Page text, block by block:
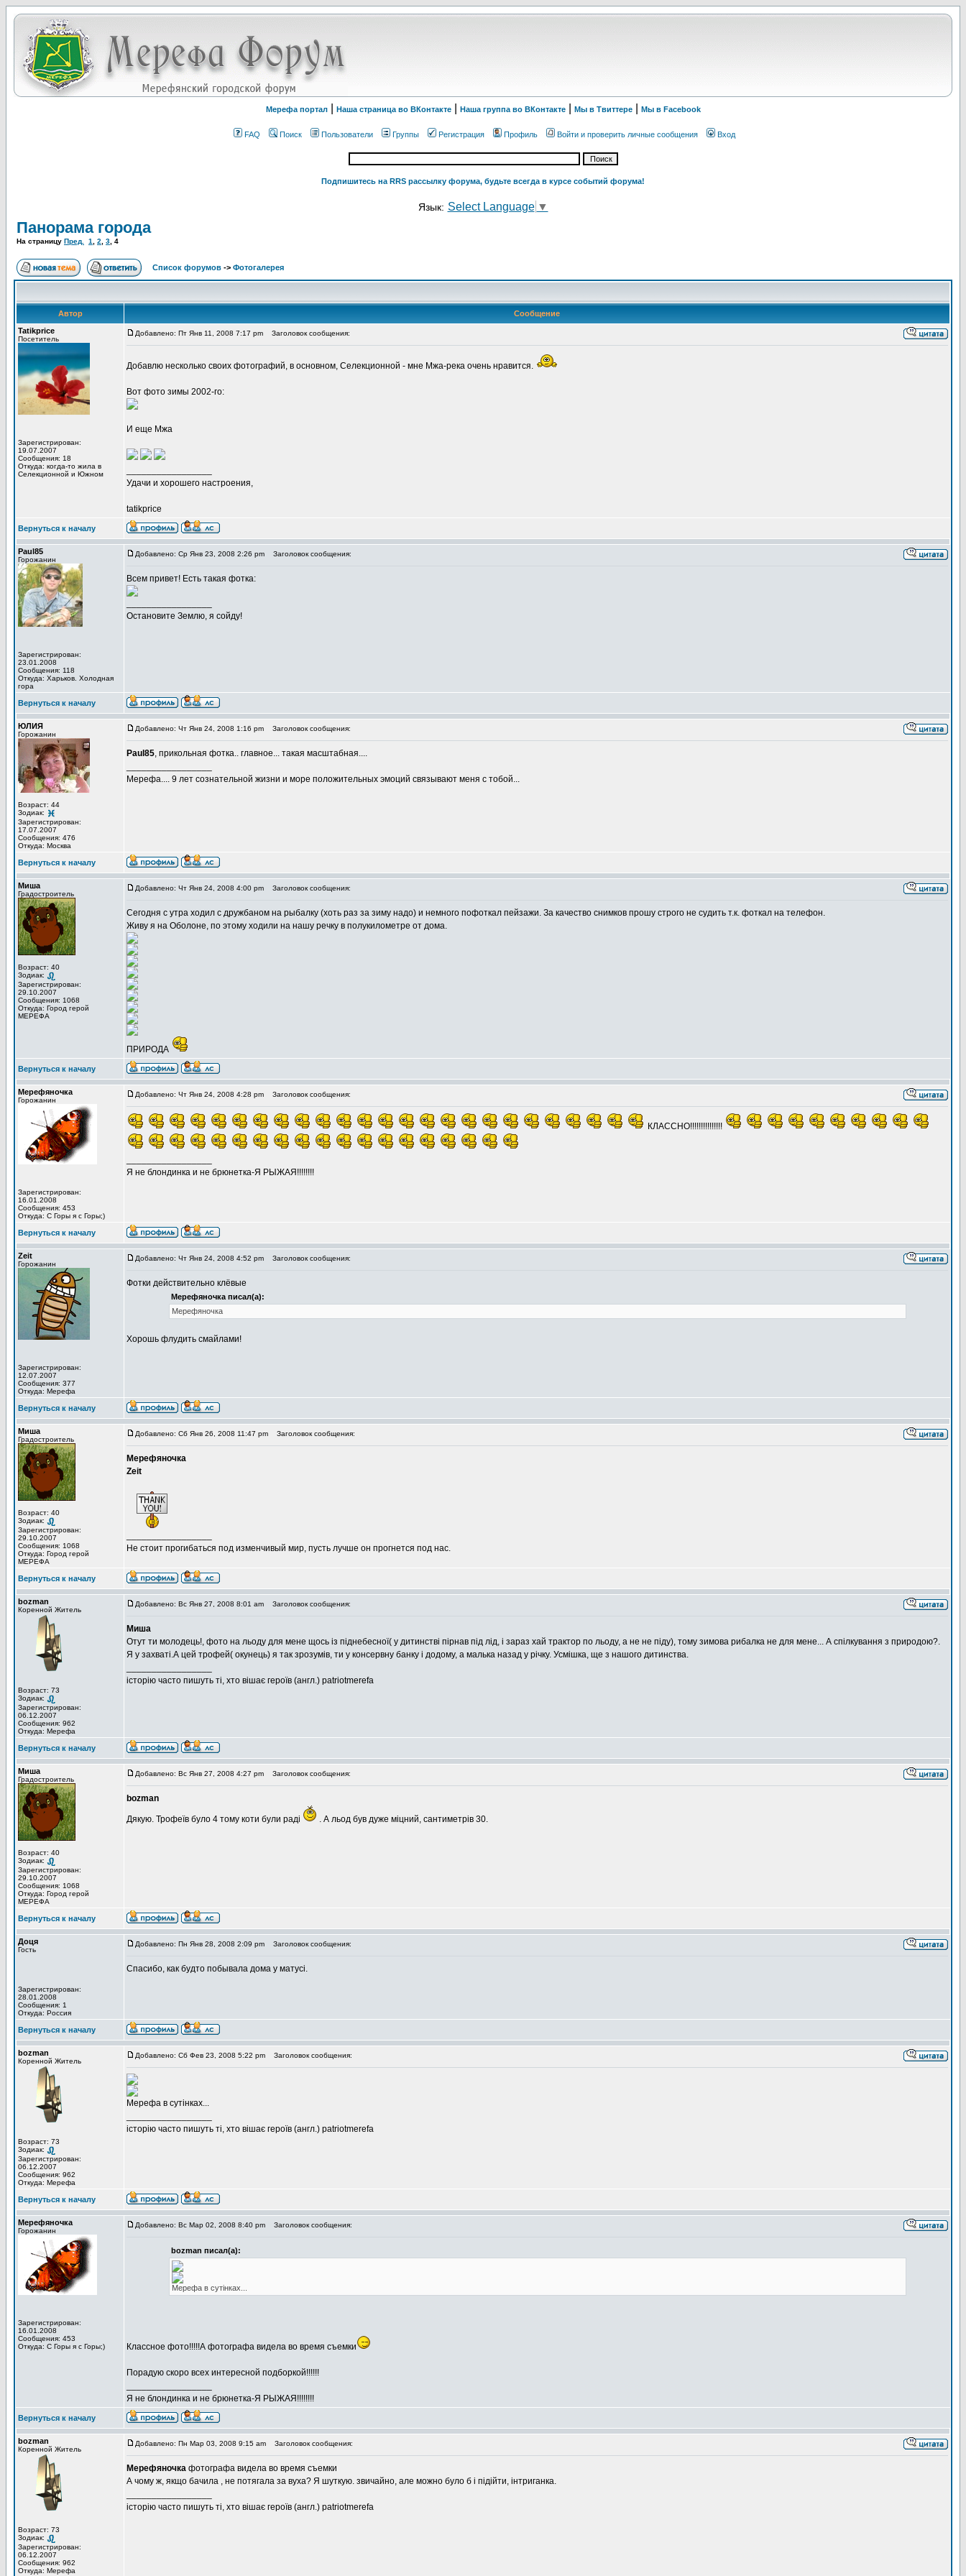
Мерефа портал| Наша страница во ВКонтакте| Наша группа во ВКонтакте| Мы в Твиттере| Мы в Facebook
FAQ Поиск Пользователи Группы Регистрация Профиль Войти и проверить личные сообщения Вход
Подпишитесь на RRS рассылку форума, будьте всегда в курсе событий форума!
Язык: Select Language ▼
Панорама города
На страницу Пред. 1 2 3 4
Список форумов -> Фотогалерея
Автор
Сообщение
Tatikprice
Посетитель
Зарегистрирован:
19.07.2007
Сообщения: 18
Откуда: когда-то жила в
Cелекционной и Южном
Добавлено: Пт Янв 11, 2008 7:17 pm Заголовок сообщения:
Добавлю несколько своих фотографий, в основном, Селекционной - мне Мжа-река очень нравится.
Вот фото зимы 2002-го:
И еще Мжа
Удачи и хорошего настроения,
tatikprice
Вернуться к началу
Paul85
Горожанин
Зарегистрирован:
23.01.2008
Сообщения: 118
Откуда: Харьков. Холодная
гора
Добавлено: Ср Янв 23, 2008 2:26 pm Заголовок сообщения:
Всем привет! Есть такая фотка:
Остановите Землю, я сойду!
Вернуться к началу
ЮЛИЯ
Горожанин
Возраст: 44
Зодиак:
Зарегистрирован:
17.07.2007
Сообщения: 476
Откуда: Москва
Добавлено: Чт Янв 24, 2008 1:16 pm Заголовок сообщения:
Paul85, прикольная фотка.. главное... такая масштабная....
Мерефа.... 9 лет сознательной жизни и море положительных эмоций связывают меня с тобой...
Вернуться к началу
Миша
Градостроитель
Возраст: 40
Зодиак:
Зарегистрирован:
29.10.2007
Сообщения: 1068
Откуда: Город герой
МЕРЕФА
Добавлено: Чт Янв 24, 2008 4:00 pm Заголовок сообщения:
Сегодня с утра ходил с дружбаном на рыбалку (хоть раз за зиму надо) и немного пофоткал пейзажи. За качество снимков прошу строго не судить т.к. фоткал на телефон.
Живу я на Оболоне, по этому ходили на нашу речку в полукилометре от дома.
ПРИРОДА
Вернуться к началу
Мерефяночка
Горожанин
Зарегистрирован:
16.01.2008
Сообщения: 453
Откуда: С Горы я с Горы;)
Добавлено: Чт Янв 24, 2008 4:28 pm Заголовок сообщения:
КЛАССНО!!!!!!!!!!!!!!!
Я не блондинка и не брюнетка-Я РЫЖАЯ!!!!!!!!
Вернуться к началу
Zeit
Горожанин
Зарегистрирован:
12.07.2007
Сообщения: 377
Откуда: Мерефа
Добавлено: Чт Янв 24, 2008 4:52 pm Заголовок сообщения:
Фотки действительно клёвые
Мерефяночка писал(а):
Мерефяночка
Хорошь флудить смайлами!
Вернуться к началу
Миша
Градостроитель
Возраст: 40
Зодиак:
Зарегистрирован:
29.10.2007
Сообщения: 1068
Откуда: Город герой
МЕРЕФА
Добавлено: Сб Янв 26, 2008 11:47 pm Заголовок сообщения:
Мерефяночка
Zeit
Не стоит прогибаться под изменчивый мир, пусть лучше он прогнется под нас.
Вернуться к началу
bozman
Коренной Житель
Возраст: 73
Зодиак:
Зарегистрирован:
06.12.2007
Сообщения: 962
Откуда: Мерефа
Добавлено: Вс Янв 27, 2008 8:01 am Заголовок сообщения:
Миша
Отут ти молодець!, фото на льоду для мене щось із піднебесної( у дитинстві пірнав під лід, і зараз хай трактор по льоду, а не не піду), тому зимова рибалка не для мене... А спілкування з природою?.
Я у захваті.А цей трофей( окунець) я так зрозумів, ти у консервну банку і додому, а малька назад у річку. Усмішка, ще з нашого дитинства.
історію часто пишуть ті, хто вішає героїв (англ.) patriotmerefa
Вернуться к началу
Миша
Градостроитель
Возраст: 40
Зодиак:
Зарегистрирован:
29.10.2007
Сообщения: 1068
Откуда: Город герой
МЕРЕФА
Добавлено: Вс Янв 27, 2008 4:27 pm Заголовок сообщения:
bozman
Дякую. Трофеїв було 4 тому коти були раді . А льод був дуже міцний, сантиметрів 30.
Вернуться к началу
Доця
Гость
Зарегистрирован:
28.01.2008
Сообщения: 1
Откуда: Россия
Добавлено: Пн Янв 28, 2008 2:09 pm Заголовок сообщения:
Спасибо, как будто побывала дома у матусi.
Вернуться к началу
bozman
Коренной Житель
Возраст: 73
Зодиак:
Зарегистрирован:
06.12.2007
Сообщения: 962
Откуда: Мерефа
Добавлено: Сб Фев 23, 2008 5:22 pm Заголовок сообщения:
Мерефа в сутінках...
історію часто пишуть ті, хто вішає героїв (англ.) patriotmerefa
Вернуться к началу
Мерефяночка
Горожанин
Зарегистрирован:
16.01.2008
Сообщения: 453
Откуда: С Горы я с Горы;)
Добавлено: Вс Мар 02, 2008 8:40 pm Заголовок сообщения:
bozman писал(а):
Мерефа в сутінках...
Классное фото!!!!!А фотографа видела во время съемки
Порадую скоро всех интересной подборкой!!!!!!
Я не блондинка и не брюнетка-Я РЫЖАЯ!!!!!!!!
Вернуться к началу
bozman
Коренной Житель
Возраст: 73
Зодиак:
Зарегистрирован:
06.12.2007
Сообщения: 962
Откуда: Мерефа
Добавлено: Пн Мар 03, 2008 9:15 am Заголовок сообщения:
Мерефяночка фотографа видела во время съемки
А чому ж, якщо бачила , не потягала за вуха? Я шуткую. звичайно, але можно було б і підійти, інтриганка.
історію часто пишуть ті, хто вішає героїв (англ.) patriotmerefa